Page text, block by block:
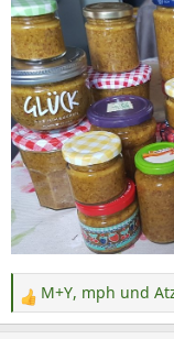
R
e
M+Y, mph und